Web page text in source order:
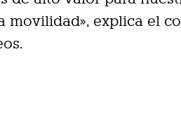
movilidad», explica el